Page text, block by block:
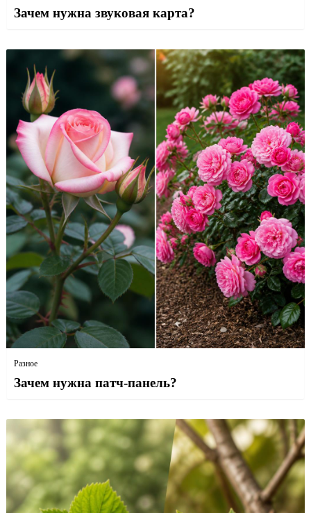
Зачем нужна звуковая карта?
Разное
Зачем нужна патч-панель?